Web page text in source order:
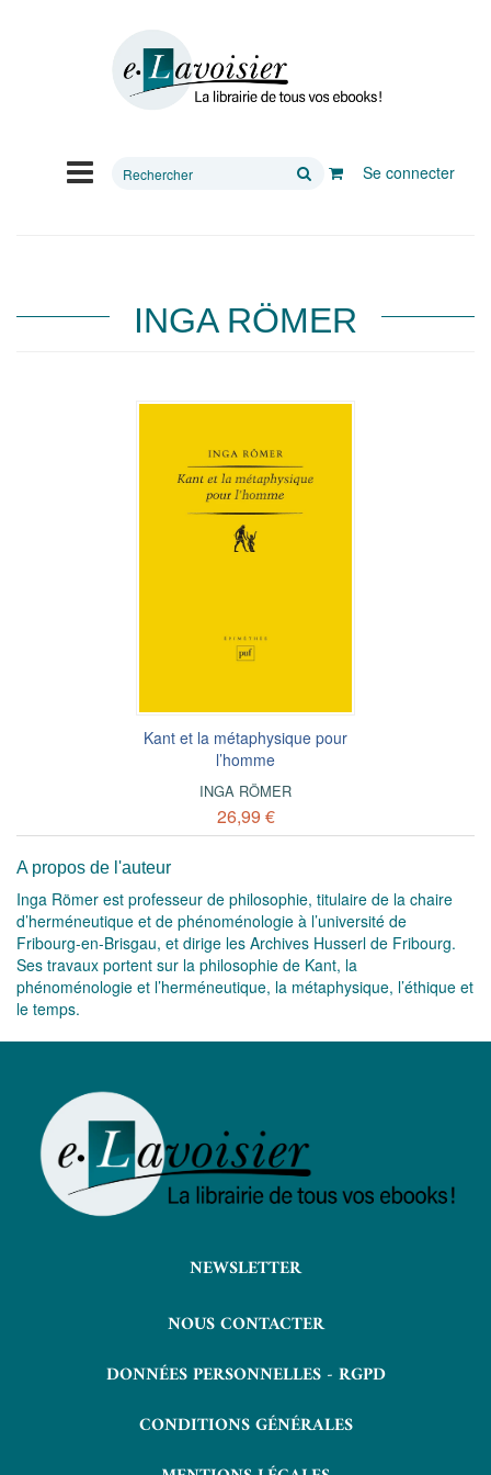
Rechercher
Se connecter
INGA RÖMER
Kant et la métaphysique pour
l’homme
INGA RÖMER
26,99 €
A propos de l'auteur
Inga Römer est professeur de philosophie, titulaire de la chaire
d’herméneutique et de phénoménologie à l’université de
Fribourg-en-Brisgau, et dirige les Archives Husserl de Fribourg.
Ses travaux portent sur la philosophie de Kant, la
phénoménologie et l’herméneutique, la métaphysique, l’éthique et
le temps.
NEWSLETTER
NOUS CONTACTER
DONNÉES PERSONNELLES - RGPD
CONDITIONS GÉNÉRALES